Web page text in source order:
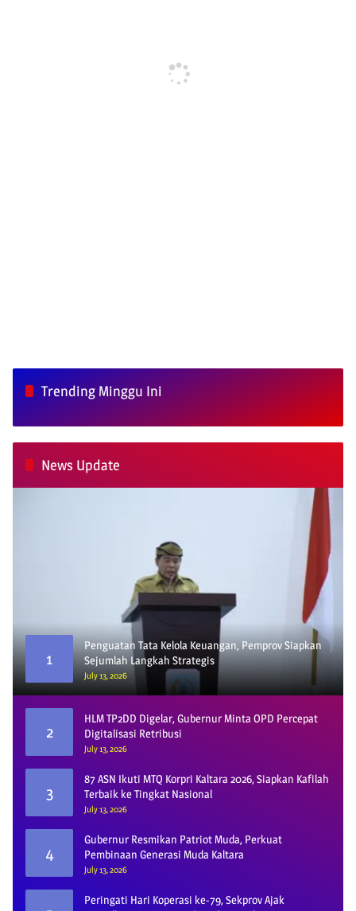
Trending Minggu Ini
News Update
1
Penguatan Tata Kelola Keuangan, Pemprov Siapkan
Sejumlah Langkah Strategis
July 13, 2026
2
HLM TP2DD Digelar, Gubernur Minta OPD Percepat
Digitalisasi Retribusi
July 13, 2026
3
87 ASN Ikuti MTQ Korpri Kaltara 2026, Siapkan Kafilah
Terbaik ke Tingkat Nasional
July 13, 2026
4
Gubernur Resmikan Patriot Muda, Perkuat
Pembinaan Generasi Muda Kaltara
July 13, 2026
Peringati Hari Koperasi ke-79, Sekprov Ajak